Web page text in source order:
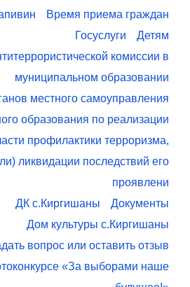
Время приема граждан
Госуслуги
Детям
комиссии в
муниципальном образовании
местного самоуправления
образования по реализации
профилактики терроризма,
ликвидации последствий его
проявлени
ДК с.Киргишаны
Документы
Дом культуры с.Киргишаны
вопрос или оставить отзыв
«За выборами наше